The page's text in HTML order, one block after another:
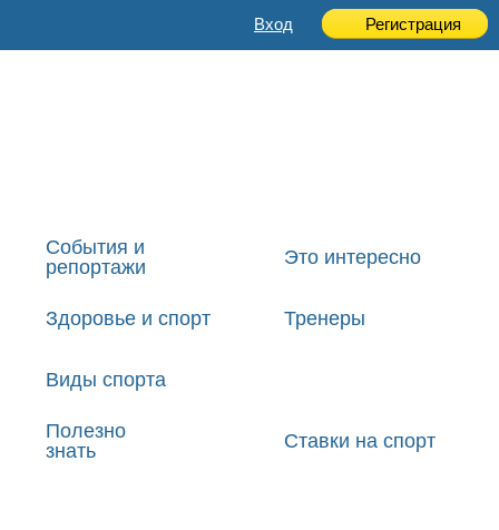
Вход Регистрация
События и
репортажи
Это интересно
Здоровье и спорт Тренеры
Виды спорта
Полезно
знать
Ставки на спорт